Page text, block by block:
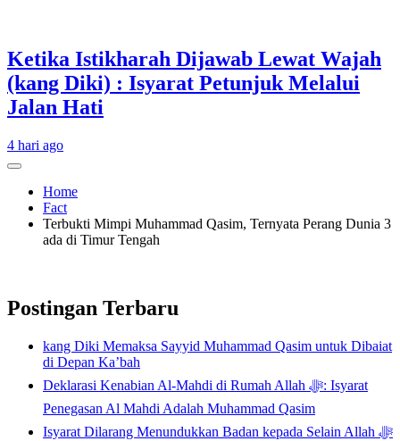
Ketika Istikharah Dijawab Lewat Wajah
(kang Diki) : Isyarat Petunjuk Melalui
Jalan Hati
4 hari ago
Home
Fact
Terbukti Mimpi Muhammad Qasim, Ternyata Perang Dunia 3
ada di Timur Tengah
Postingan Terbaru
kang Diki Memaksa Sayyid Muhammad Qasim untuk Dibaiat
di Depan Ka’bah
Deklarasi Kenabian Al-Mahdi di Rumah Allah ﷻ: Isyarat
Penegasan Al Mahdi Adalah Muhammad Qasim
Isyarat Dilarang Menundukkan Badan kepada Selain Allah ﷻ